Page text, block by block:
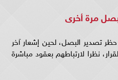
مرة أخرى
تصدير البصل، لحين إشعار آخر
نظرا لارتباطهم بعقود مباشرة